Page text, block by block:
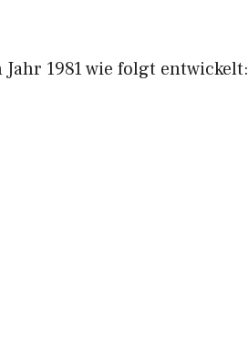
1981 wie folgt entwickelt: